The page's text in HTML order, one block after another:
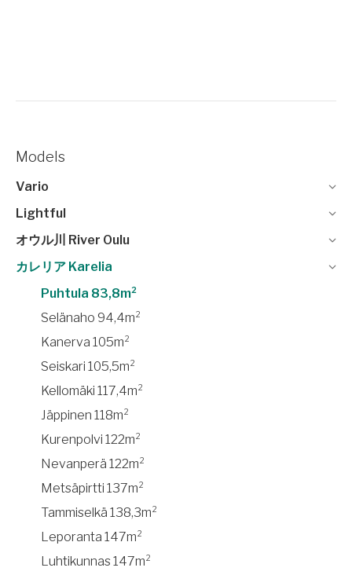
Models
Vario
Lightful
オウル川 River Oulu
カレリア Karelia
Puhtula 83,8m²
Selänaho 94,4m²
Kanerva 105m²
Seiskari 105,5m²
Kellomäki 117,4m²
Jäppinen 118m²
Kurenpolvi 122m²
Nevanperä 122m²
Metsäpirtti 137m²
Tammiselkä 138,3m²
Leporanta 147m²
Luhtikunnas 147m²